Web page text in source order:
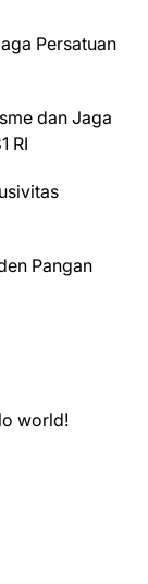
Persatuan
dan Jaga
RI
Pangan
world!